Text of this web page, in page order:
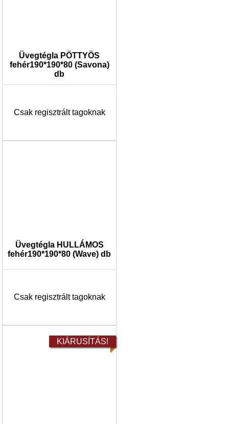
Üvegtégla PÖTTYÖS
fehér190*190*80 (Savona)
db
Csak regisztrált tagoknak
Üvegtégla HULLÁMOS
fehér190*190*80 (Wave) db
Csak regisztrált tagoknak
KIÁRUSÍTÁS!